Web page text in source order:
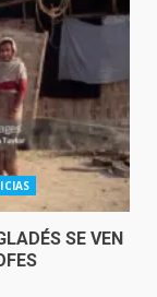
SE VEN